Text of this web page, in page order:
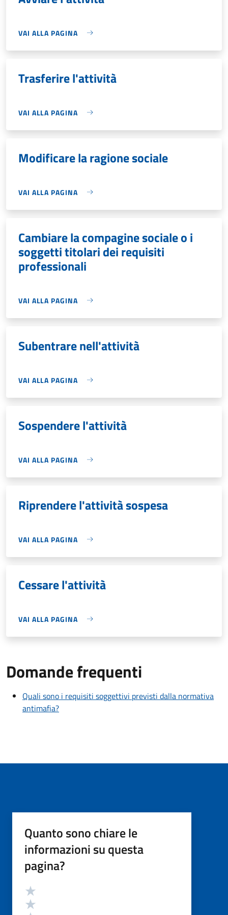
VAI ALLA PAGINA
Trasferire l'attività
VAI ALLA PAGINA
Modificare la ragione sociale
VAI ALLA PAGINA
Cambiare la compagine sociale o i
soggetti titolari dei requisiti
professionali
VAI ALLA PAGINA
Subentrare nell'attività
VAI ALLA PAGINA
Sospendere l'attività
VAI ALLA PAGINA
Riprendere l'attività sospesa
VAI ALLA PAGINA
Cessare l'attività
VAI ALLA PAGINA
Domande frequenti
Quali sono i requisiti soggettivi previsti dalla normativa
antimafia?
Quanto sono chiare le
informazioni su questa
pagina?
Valutazione